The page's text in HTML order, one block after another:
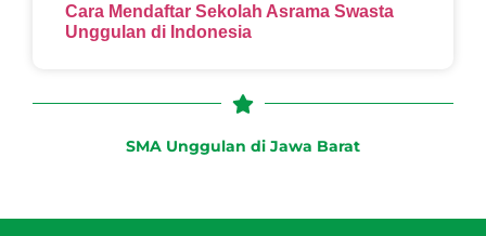
Cara Mendaftar Sekolah Asrama Swasta
Unggulan di Indonesia
SMA Unggulan di Jawa Barat